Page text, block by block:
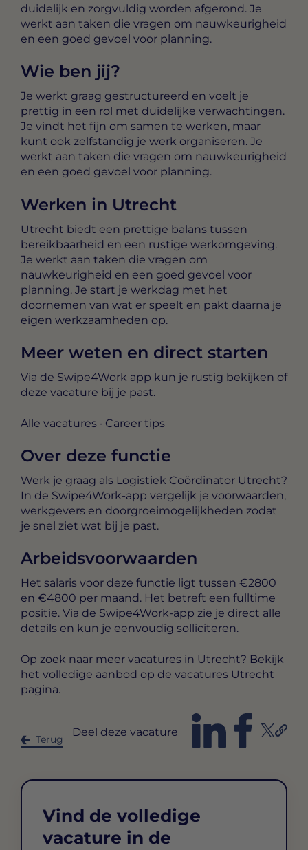
duidelijk en zorgvuldig worden afgerond. Je
werkt aan taken die vragen om nauwkeurigheid
en een goed gevoel voor planning.
Wie ben jij?
Je werkt graag gestructureerd en voelt je
prettig in een rol met duidelijke verwachtingen.
Je vindt het fijn om samen te werken, maar
kunt ook zelfstandig je werk organiseren. Je
werkt aan taken die vragen om nauwkeurigheid
en een goed gevoel voor planning.
Werken in Utrecht
Utrecht biedt een prettige balans tussen
bereikbaarheid en een rustige werkomgeving.
Je werkt aan taken die vragen om
nauwkeurigheid en een goed gevoel voor
planning. Je start je werkdag met het
doornemen van wat er speelt en pakt daarna je
eigen werkzaamheden op.
Meer weten en direct starten
Via de Swipe4Work app kun je rustig bekijken of
deze vacature bij je past.
Alle vacatures · Career tips
Over deze functie
Werk je graag als Logistiek Coördinator Utrecht?
In de Swipe4Work-app vergelijk je voorwaarden,
werkgevers en doorgroeimogelijkheden zodat
je snel ziet wat bij je past.
Arbeidsvoorwaarden
Het salaris voor deze functie ligt tussen €2800
en €4800 per maand . Het betreft een fulltime
positie. Via de Swipe4Work-app zie je direct alle
details en kun je eenvoudig solliciteren.
Op zoek naar meer vacatures in Utrecht? Bekijk
het volledige aanbod op de vacatures Utrecht
pagina.
Terug
Deel deze vacature
Vind de volledige
vacature in de